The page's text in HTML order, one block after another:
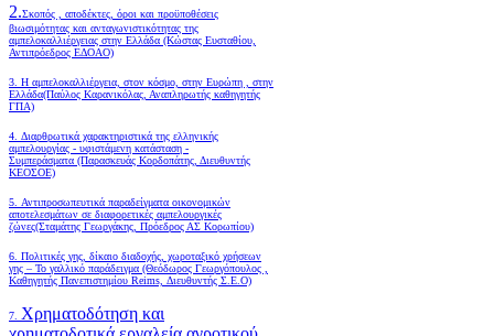
2.Σκοπός , αποδέκτες, όροι και προϋποθέσεις
βιωσιμότητας και ανταγωνιστικότητας της
αμπελοκαλλιέργειας στην Ελλάδα (Κώστας Ευσταθίου,
Αντιπρόεδρος ΕΔΟΑΟ)
3. Η αμπελοκαλλιέργεια, στον κόσμο, στην Ευρώπη , στην
Ελλάδα(Παύλος Καρανικόλας, Αναπληρωτής καθηγητής
ΓΠΑ)
4. Διαρθρωτικά χαρακτηριστικά της ελληνικής
αμπελουργίας - υφιστάμενη κατάσταση -
Συμπεράσματα (Παρασκευάς Κορδοπάτης, Διευθυντής
ΚΕΟΣΟΕ)
5. Αντιπροσωπευτικά παραδείγματα οικονομικών
αποτελεσμάτων σε διαφορετικές αμπελουργικές
ζώνες(Σταμάτης Γεωργάκης, Πρόεδρος ΑΣ Κορωπίου)
6. Πολιτικές γης, δίκαιο διαδοχής, χωροταξικό χρήσεων
γης – Το γαλλικό παράδειγμα (Θεόδωρος Γεωργόπουλος ,
Καθηγητής Πανεπιστημίου Reims, Διευθυντής Σ.Ε.Ο)
7. Χρηματοδότηση και